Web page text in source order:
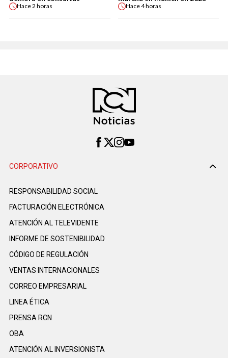
Hace2 horas Hace4 horas
CORPORATIVO
RESPONSABILIDAD SOCIAL
FACTURACIÓN ELECTRÓNICA
ATENCIÓN AL TELEVIDENTE
INFORME DE SOSTENIBILIDAD
CÓDIGO DE REGULACIÓN
VENTAS INTERNACIONALES
CORREO EMPRESARIAL
LINEA ÉTICA
PRENSA RCN
OBA
ATENCIÓN AL INVERSIONISTA